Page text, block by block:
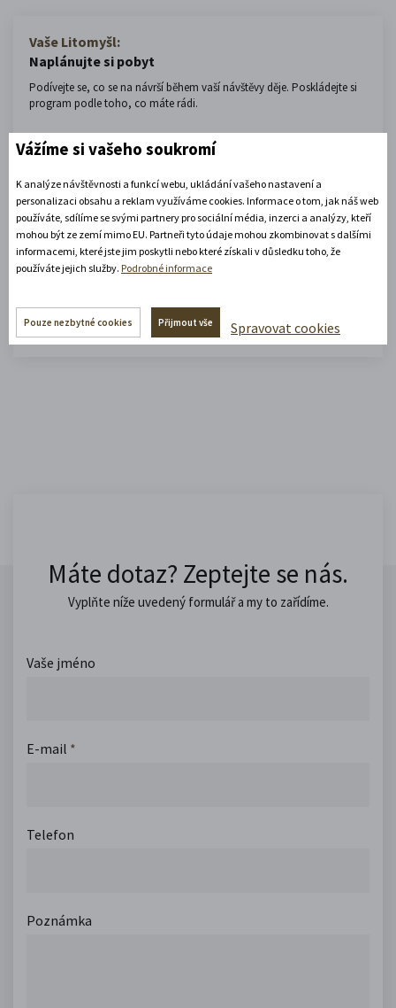
Vaše Litomyšl:
Naplánujte si pobyt
Podívejte se, co se na návrší během vaší návštěvy děje. Poskládejte si
program podle toho, co máte rádi.
Přijíždím
Odjíždím
Vyhledat aktivity
Máte dotaz? Zeptejte se nás.
Vyplňte níže uvedený formulář a my to zařídíme.
Vaše jméno
E-mail *
Telefon
Poznámka
Vážíme si vašeho soukromí
K analýze návštěvnosti a funkcí webu, ukládání vašeho nastavení a
personalizaci obsahu a reklam využíváme cookies. Informace o tom, jak náš web
používáte, sdílíme se svými partnery pro sociální média, inzerci a analýzy, kteří
mohou být ze zemí mimo EU. Partneři tyto údaje mohou zkombinovat s dalšími
informacemi, které jste jim poskytli nebo které získali v důsledku toho, že
používáte jejich služby. Podrobné informace
Pouze nezbytné cookies Přijmout vše Spravovat cookies